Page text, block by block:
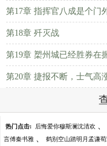
第17章 指挥官八成是个门
第18章 歼灭战
第19章 槊州城已经胜券在
第20章 捷报不断，士气高
热门点击: 后悔爱你穆斯澜沈清欢 、
言傅秦书雅 、 鹤别空山踏明月孟谦